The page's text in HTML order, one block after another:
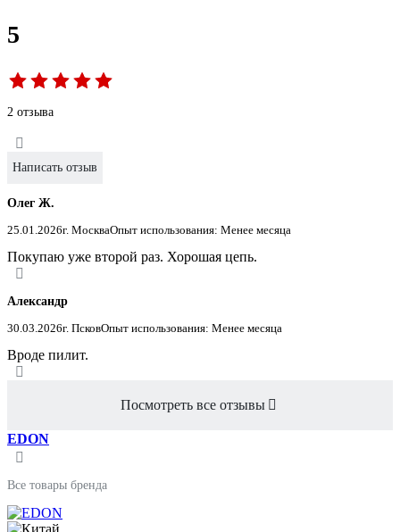
5
2 отзыва
Написать отзыв
Олег Ж.
25.01.2026г. МоскваОпыт использования: Менее месяца
Покупаю уже второй раз. Хорошая цепь.
Александр
30.03.2026г. ПсковОпыт использования: Менее месяца
Вроде пилит.
Посмотреть все отзывы
EDON
Все товары бренда